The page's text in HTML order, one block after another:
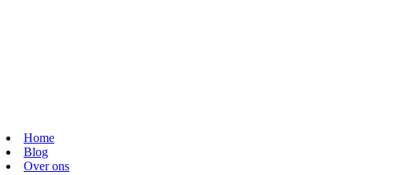
Home
Blog
Over ons